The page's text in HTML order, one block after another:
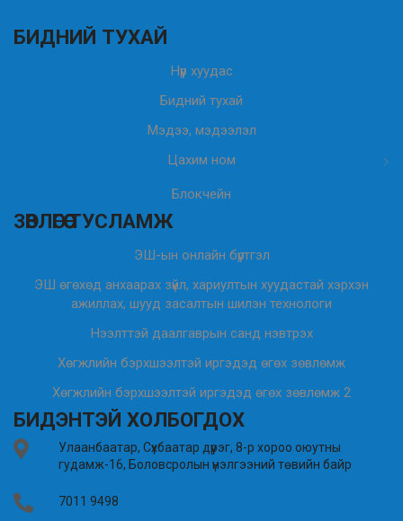
БИДНИЙ ТУХАЙ
Нүүр хуудас
Бидний тухай
Мэдээ, мэдээлэл
Цахим ном
Блокчейн
ЗӨВЛӨГӨӨ ТУСЛАМЖ
ЭШ-ын онлайн бүртгэл
ЭШ өгөхөд анхаарах зүйл, хариултын хуудастай хэрхэн
ажиллах, шууд засалтын шилэн технологи
Нээлттэй даалгаврын санд нэвтрэх
Хөгжлийн бэрхшээлтэй иргэдэд өгөх зөвлөмж
Хөгжлийн бэрхшээлтэй иргэдэд өгөх зөвлөмж 2
БИДЭНТЭЙ ХОЛБОГДОХ
Улаанбаатар, Сүхбаатар дүүрэг, 8-р хороо оюутны
гудамж-16, Боловсролын үнэлгээний төвийн байр
7011 9498